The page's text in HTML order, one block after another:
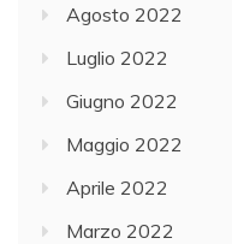
Agosto 2022
Luglio 2022
Giugno 2022
Maggio 2022
Aprile 2022
Marzo 2022